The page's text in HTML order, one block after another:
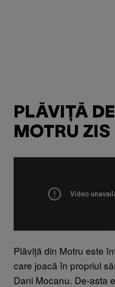
PLĂVIȚĂ
MOTRU
Plăviță din Motru este
care joacă în propriul
Dani Mocanu. De-asta